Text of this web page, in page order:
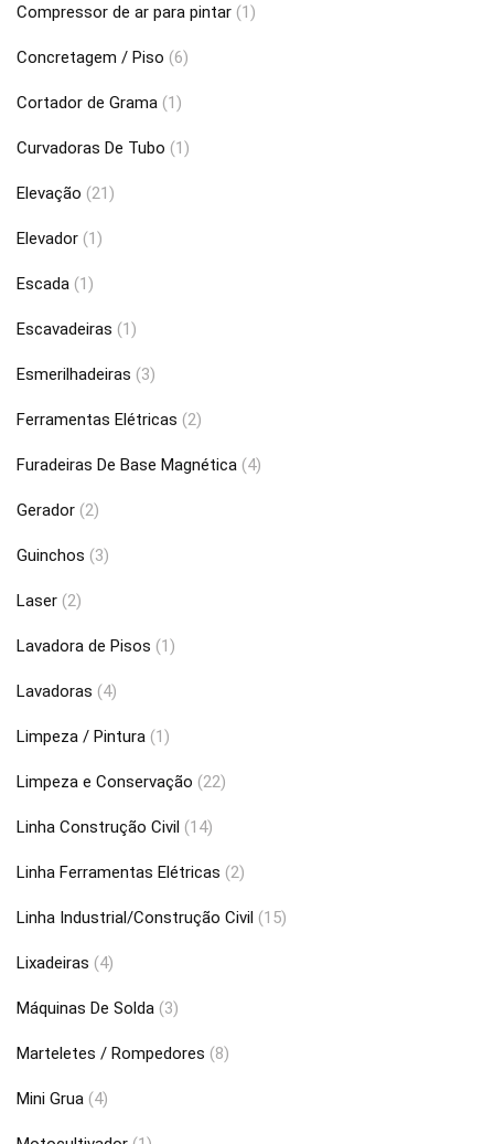
Compressor de ar para pintar (1)
Concretagem / Piso (6)
Cortador de Grama (1)
Curvadoras De Tubo (1)
Elevação (21)
Elevador (1)
Escada (1)
Escavadeiras (1)
Esmerilhadeiras (3)
Ferramentas Elétricas (2)
Furadeiras De Base Magnética (4)
Gerador (2)
Guinchos (3)
Laser (2)
Lavadora de Pisos (1)
Lavadoras (4)
Limpeza / Pintura (1)
Limpeza e Conservação (22)
Linha Construção Civil (14)
Linha Ferramentas Elétricas (2)
Linha Industrial/Construção Civil (15)
Lixadeiras (4)
Máquinas De Solda (3)
Marteletes / Rompedores (8)
Mini Grua (4)